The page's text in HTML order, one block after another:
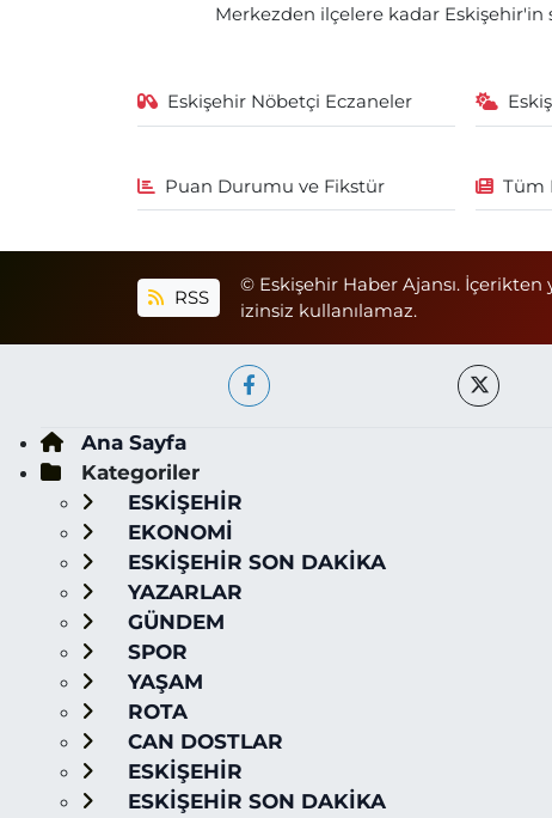
Merkezden ilçelere kadar Eskişehir'in
Eskişehir Nöbetçi Eczaneler
Puan Durumu ve Fikstür Tüm
RSS
© Eskişehir Haber Ajansı. İçerikten
izinsiz kullanılamaz.
Ana Sayfa
Kategoriler
ESKİŞEHİR
EKONOMİ
ESKİŞEHİR SON DAKİKA
YAZARLAR
GÜNDEM
SPOR
YAŞAM
ROTA
CAN DOSTLAR
ESKİŞEHİR
ESKİŞEHİR SON DAKİKA